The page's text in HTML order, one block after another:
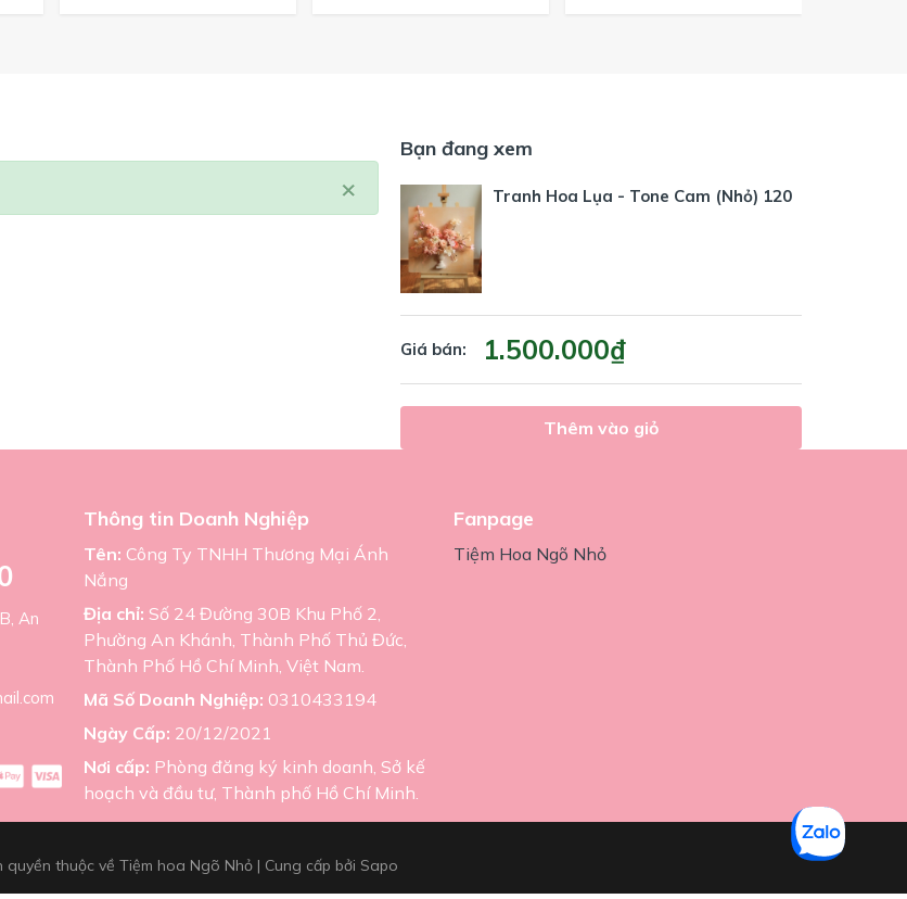
×
Bạn đang xem
Tranh Hoa Lụa - Tone Cam (Nhỏ) 120
Giá bán: 1.500.000₫
Thêm vào giỏ
An
Thông tin Doanh Nghiệp
Tên: Công Ty TNHH Thương Mại Ánh
Nắng
Địa chỉ: Số 24 Đường 30B Khu Phố 2,
Phường An Khánh, Thành Phố Thủ Đức,
Thành Phố Hồ Chí Minh, Việt Nam.
Mã Số Doanh Nghiệp: 0310433194
Ngày Cấp: 20/12/2021
Nơi cấp: Phòng đăng ký kinh doanh, Sở kế
hoạch và đầu tư, Thành phố Hồ Chí Minh.
Fanpage
Tiệm Hoa Ngõ Nhỏ
quyền thuộc về Tiệm hoa Ngõ Nhỏ | Cung cấp bởi Sapo